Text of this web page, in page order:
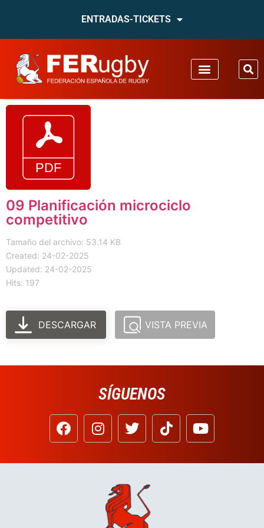
ENTRADAS-TICKETS
09 Planificación microciclo
competitivo
Tamaño del archivo: 53.14 KB
Created: 24-02-2025
Updated: 24-02-2025
Hits: 197
DESCARGAR VISTA PREVIA
SÍGUENOS